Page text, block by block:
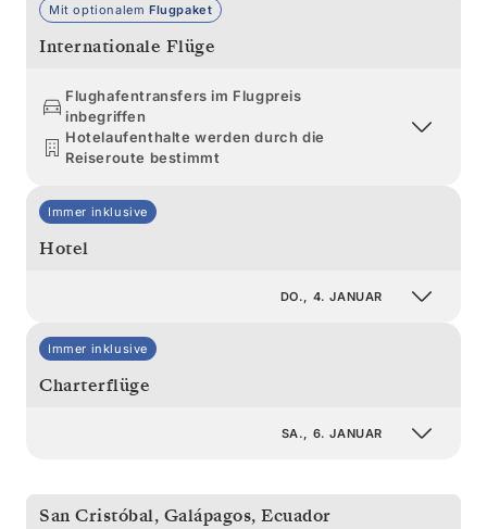
Mit optionalem Flugpaket
Internationale Flüge
Flughafentransfers im Flugpreis
inbegriffen
Hotelaufenthalte werden durch die
Reiseroute bestimmt
Immer inklusive
Hotel
DO., 4. JANUAR
Immer inklusive
Charterflüge
SA., 6. JANUAR
San Cristóbal, Galápagos, Ecuador